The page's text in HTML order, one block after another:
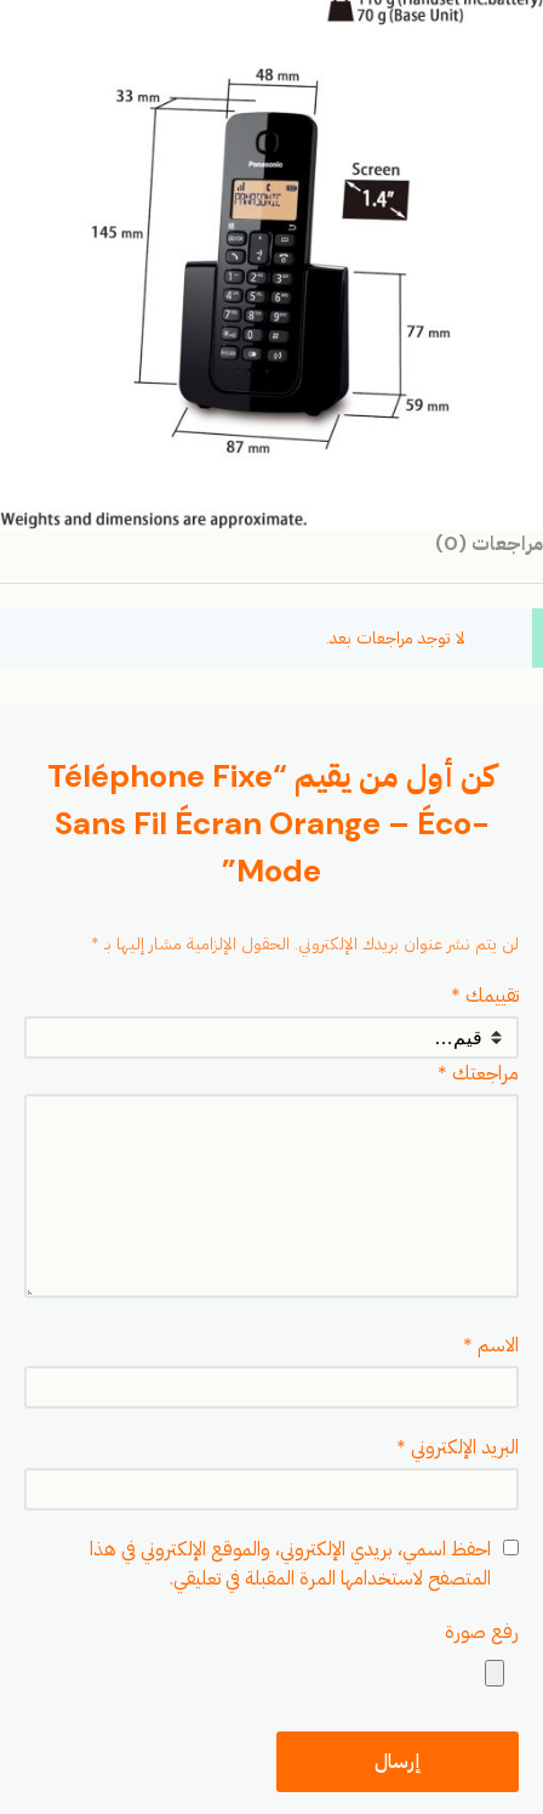
مراجعات (0)
لا توجد مراجعات بعد.
كن أول من يقيم “Téléphone Fixe
Sans Fil Écran Orange – Éco-
Mode”
لن يتم نشر عنوان بريدك الإلكتروني. الحقول الإلزامية مشار إليها بـ *
تقييمك *
مراجعتك *
الاسم *
البريد الإلكتروني *
احفظ اسمي، بريدي الإلكتروني، والموقع الإلكتروني في هذا
المتصفح لاستخدامها المرة المقبلة في تعليقي.
رفع صورة